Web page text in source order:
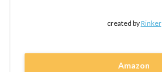
created byRinker
Amazon